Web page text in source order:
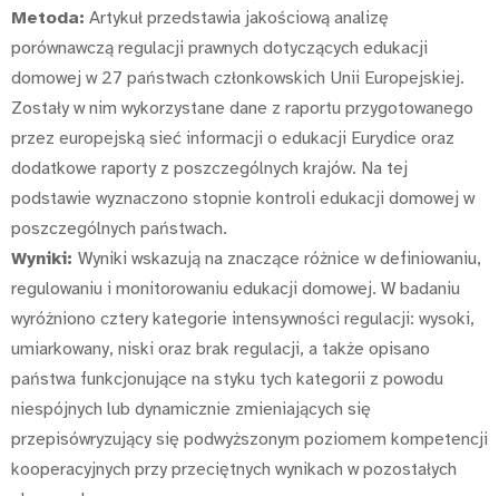
Metoda: Artykuł przedstawia jakościową analizę
porównawczą regulacji prawnych dotyczących edukacji
domowej w 27 państwach członkowskich Unii Europejskiej.
Zostały w nim wykorzystane dane z raportu przygotowanego
przez europejską sieć informacji o edukacji Eurydice oraz
dodatkowe raporty z poszczególnych krajów. Na tej
podstawie wyznaczono stopnie kontroli edukacji domowej w
poszczególnych państwach.
Wyniki: Wyniki wskazują na znaczące różnice w definiowaniu,
regulowaniu i monitorowaniu edukacji domowej. W badaniu
wyróżniono cztery kategorie intensywności regulacji: wysoki,
umiarkowany, niski oraz brak regulacji, a także opisano
państwa funkcjonujące na styku tych kategorii z powodu
niespójnych lub dynamicznie zmieniających się
przepisówryzujący się podwyższonym poziomem kompetencji
kooperacyjnych przy przeciętnych wynikach w pozostałych